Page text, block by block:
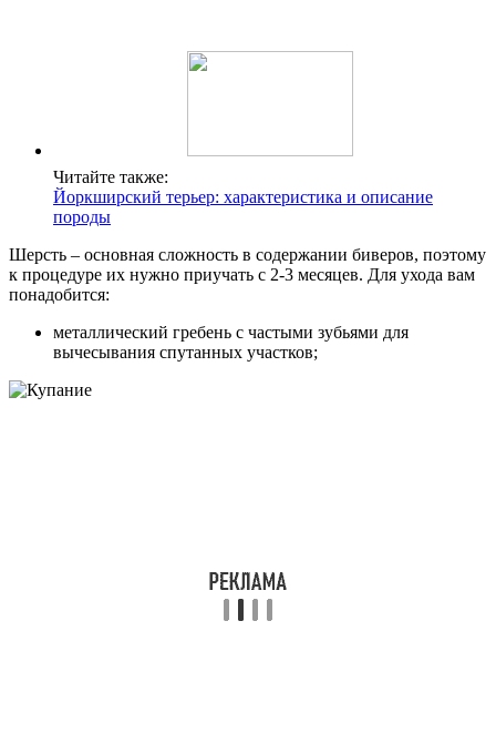
Читайте также:
Йоркширский терьер: характеристика и описание
породы
Шерсть – основная сложность в содержании биверов, поэтому
к процедуре их нужно приучать с 2-3 месяцев. Для ухода вам
понадобится:
металлический гребень с частыми зубьями для
вычесывания спутанных участков;